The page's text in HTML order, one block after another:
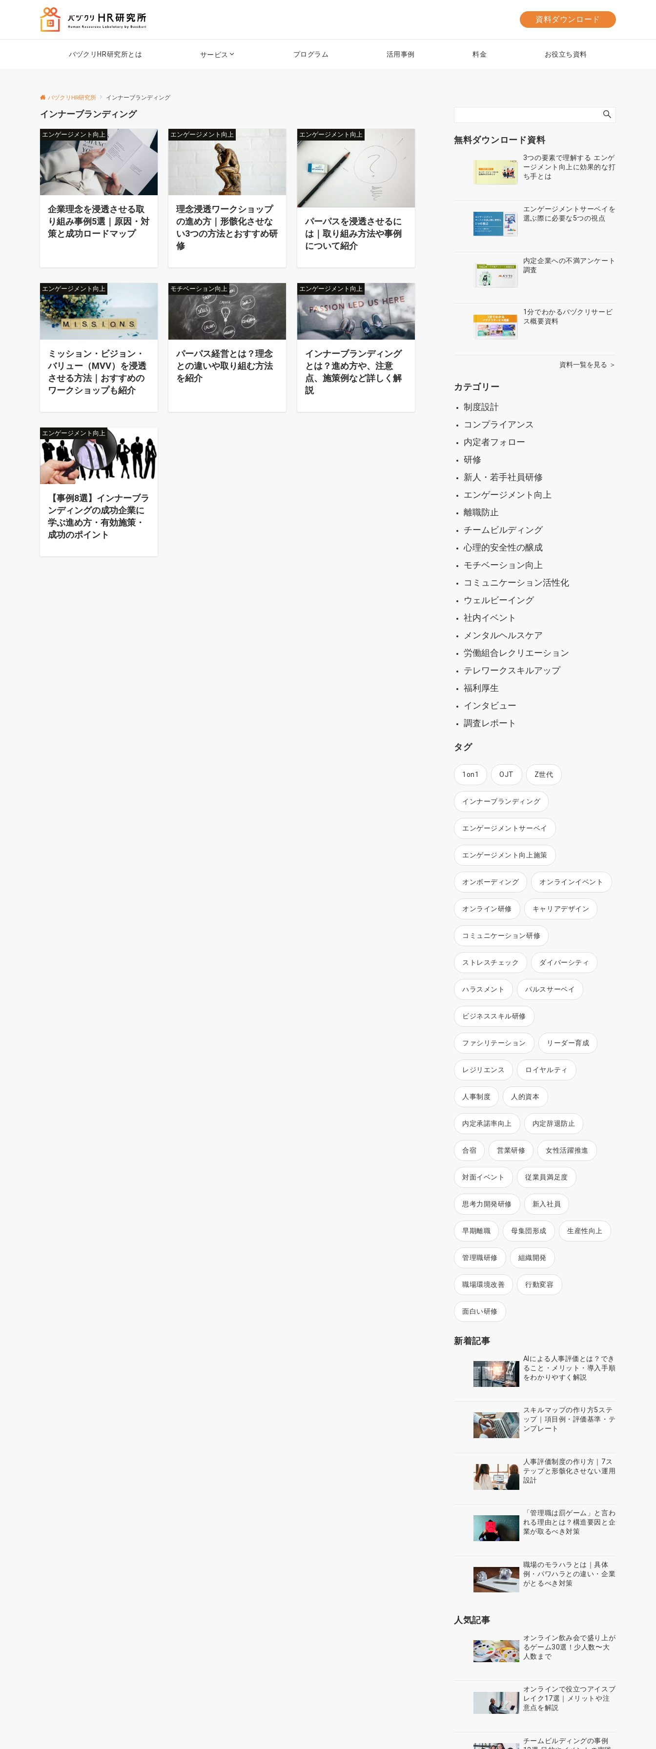
資料ダウンロード
バヅクリHR研究所とは サービス プログラム 活用事例 料金 お役立ち資料
バヅクリHR研究所 インナーブランディング
インナーブランディング
エンゲージメント向上
企業理念を浸透させる取
り組み事例5選｜原因・対
策と成功ロードマップ
エンゲージメント向上
理念浸透ワークショップ
の進め方｜形骸化させな
い3つの方法とおすすめ研
修
エンゲージメント向上
パーパスを浸透させるに
は｜取り組み方法や事例
について紹介
エンゲージメント向上
ミッション・ビジョン・
バリュー（MVV）を浸透
させる方法｜おすすめの
ワークショップも紹介
モチベーション向上
パーパス経営とは？理念
との違いや取り組む方法
を紹介
エンゲージメント向上
インナーブランディング
とは？進め方や、注意
点、施策例など詳しく解
説
エンゲージメント向上
【事例8選】インナーブラ
ンディングの成功企業に
学ぶ進め方・有効施策・
成功のポイント
無料ダウンロード資料
3つの要素で理解する エンゲ
ージメント向上に効果的な打
ち手とは
エンゲージメントサーベイを
選ぶ際に必要な5つの視点
内定企業への不満アンケート
調査
1分でわかるバヅクリサービ
ス概要資料
資料一覧を見る ＞
カテゴリー
制度設計
コンプライアンス
内定者フォロー
研修
新人・若手社員研修
エンゲージメント向上
離職防止
チームビルディング
心理的安全性の醸成
モチベーション向上
コミュニケーション活性化
ウェルビーイング
社内イベント
メンタルヘルスケア
労働組合レクリエーション
テレワークスキルアップ
福利厚生
インタビュー
調査レポート
タグ
1on1 OJT Z世代
インナーブランディング
エンゲージメントサーベイ
エンゲージメント向上施策
オンボーディング オンラインイベント
オンライン研修 キャリアデザイン
コミュニケーション研修
ストレスチェック ダイバーシティ
ハラスメント パルスサーベイ
ビジネススキル研修
ファシリテーション リーダー育成
レジリエンス ロイヤルティ
人事制度 人的資本
内定承諾率向上 内定辞退防止
合宿 営業研修 女性活躍推進
対面イベント 従業員満足度
思考力開発研修 新入社員
早期離職 母集団形成 生産性向上
管理職研修 組織開発
職場環境改善 行動変容
面白い研修
新着記事
AIによる人事評価とは？でき
ること・メリット・導入手順
をわかりやすく解説
スキルマップの作り方5ステ
ップ｜項目例・評価基準・テ
ンプレート
人事評価制度の作り方｜7ス
テップと形骸化させない運用
設計
「管理職は罰ゲーム」と言わ
れる理由とは？構造要因と企
業が取るべき対策
職場のモラハラとは｜具体
例・パワハラとの違い・企業
がとるべき対策
人気記事
オンライン飲み会で盛り上が
るゲーム30選！少人数〜大
人数まで
オンラインで役立つアイスブ
レイク17選｜メリットや注
意点を解説
チームビルディングの事例